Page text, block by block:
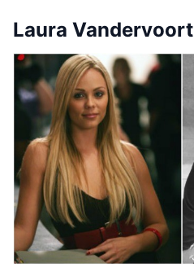
Laura Vandervoort